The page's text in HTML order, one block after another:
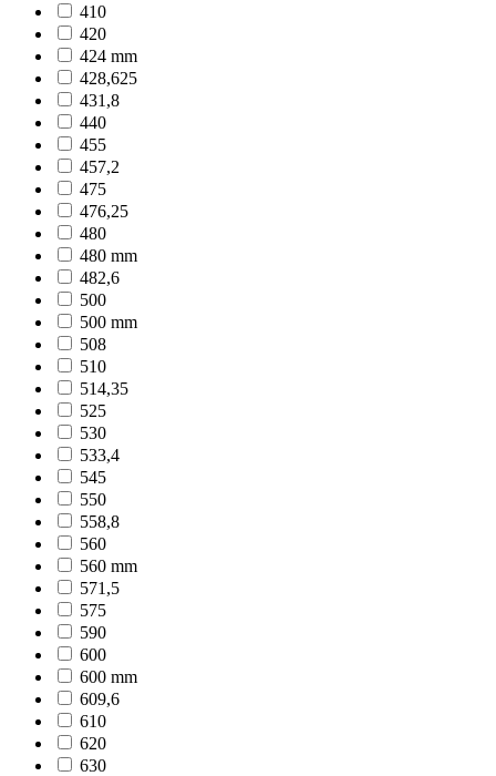
410
420
424 mm
428,625
431,8
440
455
457,2
475
476,25
480
480 mm
482,6
500
500 mm
508
510
514,35
525
530
533,4
545
550
558,8
560
560 mm
571,5
575
590
600
600 mm
609,6
610
620
630